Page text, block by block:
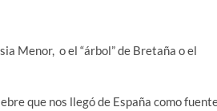
Menor, o el “árbol” de Bretaña o el
que nos llegó de España como